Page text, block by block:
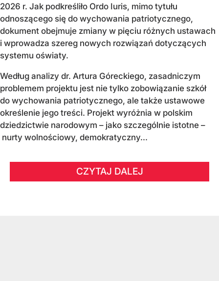
2026 r. Jak podkreśliło Ordo Iuris, mimo tytułu
odnoszącego się do wychowania patriotycznego,
dokument obejmuje zmiany w pięciu różnych ustawach
i wprowadza szereg nowych rozwiązań dotyczących
systemu oświaty.
Według analizy dr. Artura Góreckiego, zasadniczym
problemem projektu jest nie tylko zobowiązanie szkół
do wychowania patriotycznego, ale także ustawowe
określenie jego treści. Projekt wyróżnia w polskim
dziedzictwie narodowym – jako szczególnie istotne –
nurty wolnościowy, demokratyczny...
CZYTAJ DALEJ